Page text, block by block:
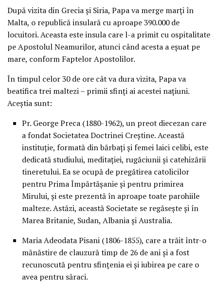
După vizita din Grecia şi Siria, Papa va merge marţi în
Malta, o republică insulară cu aproape 390.000 de
locuitori. Aceasta este insula care l-a primit cu ospitalitate
pe Apostolul Neamurilor, atunci când acesta a eşuat pe
mare, conform Faptelor Apostolilor.
În timpul celor 30 de ore cât va dura vizita, Papa va
beatifica trei maltezi – primii sfinţi ai acestei naţiuni.
Aceştia sunt:
Pr. George Preca (1880-1962), un preot diecezan care
a fondat Societatea Doctrinei Creştine. Această
instituţie, formată din bărbaţi şi femei laici celibi, este
dedicată studiului, meditaţiei, rugăciunii şi catehizării
tineretului. Ea se ocupă de pregătirea catolicilor
pentru Prima Împărtăşanie şi pentru primirea
Mirului, şi este prezentă în aproape toate parohiile
malteze. Astăzi, această Societate se regăseşte şi în
Marea Britanie, Sudan, Albania şi Australia.
Maria Adeodata Pisani (1806-1855), care a trăit într-o
mănăstire de clauzură timp de 26 de ani şi a fost
recunoscută pentru sfinţenia ei şi iubirea pe care o
avea pentru săraci.